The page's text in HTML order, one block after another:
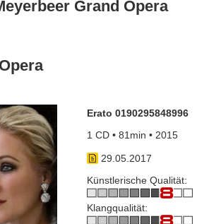
Grand Opera
Erato 0190295848996
1 CD • 81min • 2015
29.05.2017
Künstlerische Qualität:
Klangqualität: